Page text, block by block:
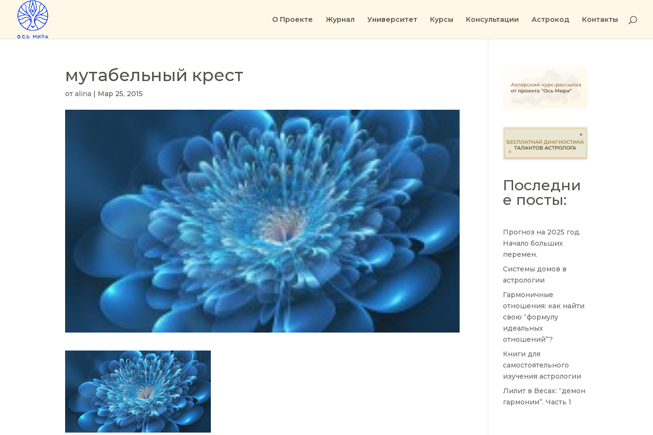
О Проекте Журнал Университет Курсы Консультации Астрокод Контакты
мутабельный крест
отalina | Мар 25, 2015
Последни
е посты:
Прогноз на 2025 год.
Начало больших
перемен.
Системы домов в
астрологии
Гармоничные
отношения: как найти
свою “формулу
идеальных
отношений”?
Книги для
самостоятельного
изучения астрологии
Лилит в Весах: “демон
гармонии”. Часть 1